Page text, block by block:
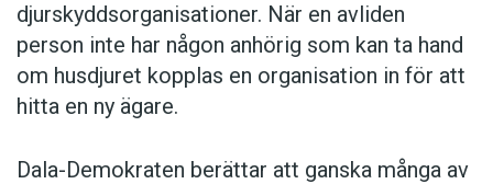
djurskyddsorganisationer. När en avliden
person inte har någon anhörig som kan ta hand
om husdjuret kopplas en organisation in för att
hitta en ny ägare.
Dala-Demokraten berättar att ganska många av